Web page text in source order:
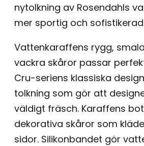
nytolkning av Rosendahls
mer sportig och
Vattenkaraffens rygg,
vackra skåror passar
Cru-seriens klassiska
tolkning som gör att
väldigt fräsch. Karaffens
dekorativa skåror som
sidor. Silikonbandet gör